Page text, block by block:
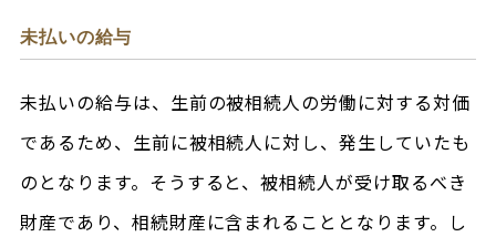
未払いの給与
未払いの給与は、生前の被相続人の労働に対する対価
であるため、生前に被相続人に対し、発生していたも
のとなります。そうすると、被相続人が受け取るべき
財産であり、相続財産に含まれることとなります。し